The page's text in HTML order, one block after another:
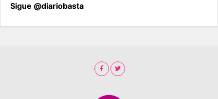
Sigue @diariobasta